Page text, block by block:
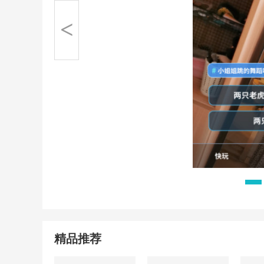
<
精品推荐